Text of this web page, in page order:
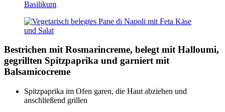
Bestrichen mit Rosmarincreme, belegt mit Halloumi,
gegrillten Spitzpaprika und garniert mit
Balsamicocreme
Spitzpaprika im Ofen garen, die Haut abziehen und
anschließend grillen